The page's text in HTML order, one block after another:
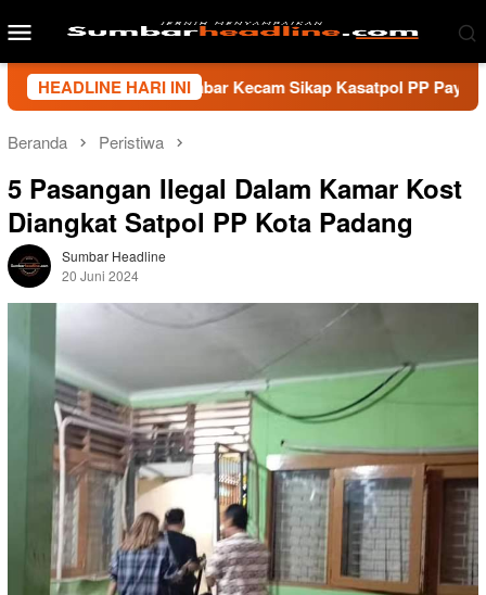
ke
Menu
Mobile
HEADLINE HARI INI
Sumbar Kecam Sikap Kasatpol PP Payakumbuh,
Beranda Peristiwa
5 Pasangan Ilegal Dalam Kamar Kost
Diangkat Satpol PP Kota Padang
Sumbar Headline
20 Juni 2024